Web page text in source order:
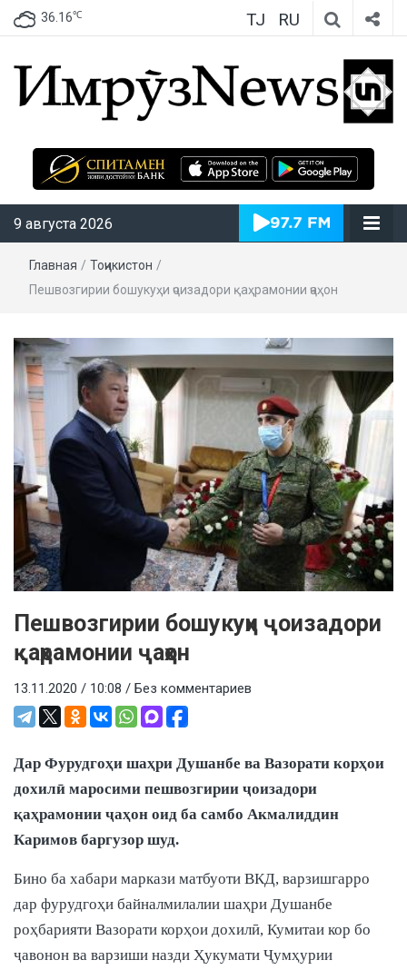
36.16℃ TJ RU
ИмрӯзNews
9 августа 2026
Главная / Тоҷикистон /
Пешвозгирии бошукуҳи ҷоизадори қаҳрамонии ҷаҳон
Пешвозгирии бошукуҳи ҷоизадори
қаҳрамонии ҷаҳон
13.11.2020 / 10:08 / Без комментариев
Дар Фурудгоҳи шаҳри Душанбе ва Вазорати корҳои
дохилӣ маросими пешвозгирии ҷоизадори
қаҳрамонии ҷаҳон оид ба самбо Акмалиддин
Каримов баргузор шуд.
Бино ба хабари маркази матбуоти ВКД, варзишгарро
дар фурудгоҳи байналмилалии шаҳри Душанбе
роҳбарияти Вазорати корҳои дохилӣ, Кумитаи кор бо
ҷавонон ва варзиши назди Ҳукумати Ҷумҳурии